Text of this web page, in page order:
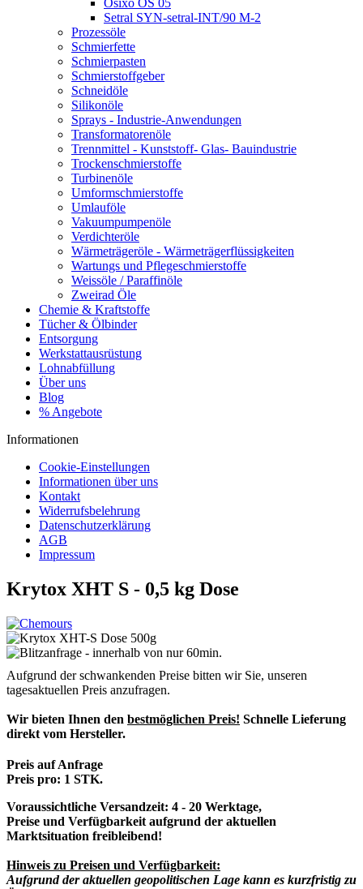
Osixo OS 05
Setral SYN-setral-INT/90 M-2
Prozessöle
Schmierfette
Schmierpasten
Schmierstoffgeber
Schneidöle
Silikonöle
Sprays - Industrie-Anwendungen
Transformatorenöle
Trennmittel - Kunststoff- Glas- Bauindustrie
Trockenschmierstoffe
Turbinenöle
Umformschmierstoffe
Umlauföle
Vakuumpumpenöle
Verdichteröle
Wärmeträgeröle - Wärmeträgerflüssigkeiten
Wartungs und Pflegeschmierstoffe
Weissöle / Paraffinöle
Zweirad Öle
Chemie & Kraftstoffe
Tücher & Ölbinder
Entsorgung
Werkstattausrüstung
Lohnabfüllung
Über uns
Blog
% Angebote
Informationen
Cookie-Einstellungen
Informationen über uns
Kontakt
Widerrufsbelehrung
Datenschutzerklärung
AGB
Impressum
Krytox XHT S - 0,5 kg Dose
Aufgrund der schwankenden Preise bitten wir Sie, unseren
tagesaktuellen Preis anzufragen.
Wir bieten Ihnen den bestmöglichen Preis! Schnelle Lieferung
direkt vom Hersteller.
Preis auf Anfrage
Preis pro: 1 STK.
Voraussichtliche Versandzeit: 4 - 20 Werktage,
Preise und Verfügbarkeit aufgrund der aktuellen
Marktsituation freibleibend!
Hinweis zu Preisen und Verfügbarkeit:
Aufgrund der aktuellen geopolitischen Lage kann es kurzfristig zu